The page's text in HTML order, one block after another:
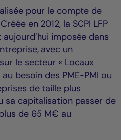
pour le compte de
en 2012, la SCPI LFP
imposée dans
avec un
le secteur « Locaux
besoin des PME-PMI ou
de taille plus
sa capitalisation passer de
de 65 M€ au